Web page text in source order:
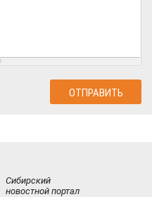
Сибирский
новостной портал